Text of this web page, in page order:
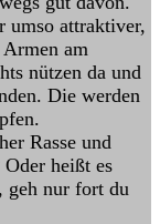
umso attraktiver,
am
nützen da und
Die werden
Rasse und
heißt es
geh nur fort du